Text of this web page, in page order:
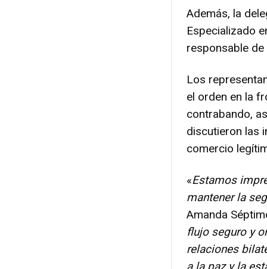
Además, la
Especializado
responsable
Los
el orden en la
contrabando,
discutieron las
comercio
«Estamos
mantener la
Amanda
flujo seguro y
relaciones